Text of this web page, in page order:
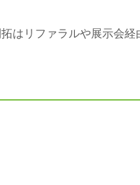
はリファラルや展示会経